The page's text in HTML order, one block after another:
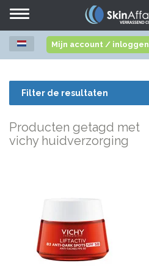
Toggle
Mijn account / inloggen
Filter de resultaten
Producten getagd met
vichy huidverzorging